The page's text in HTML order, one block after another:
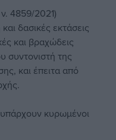
4859/2021)
δασικές εκτάσεις
και βραχώδεις
συντονιστή της
και έπειτα από
υπάρχουν κυρωμένοι